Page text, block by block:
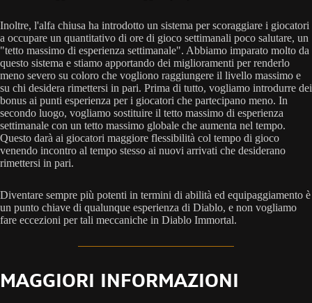
Inoltre, l'alfa chiusa ha introdotto un sistema per scoraggiare i giocatori
a occupare un quantitativo di ore di gioco settimanali poco salutare, un
"tetto massimo di esperienza settimanale". Abbiamo imparato molto da
questo sistema e stiamo apportando dei miglioramenti per renderlo
meno severo su coloro che vogliono raggiungere il livello massimo e
su chi desidera rimettersi in pari. Prima di tutto, vogliamo introdurre dei
bonus ai punti esperienza per i giocatori che partecipano meno. In
secondo luogo, vogliamo sostituire il tetto massimo di esperienza
settimanale con un tetto massimo globale che aumenta nel tempo.
Questo darà ai giocatori maggiore flessibilità col tempo di gioco
venendo incontro al tempo stesso ai nuovi arrivati che desiderano
rimettersi in pari.
Diventare sempre più potenti in termini di abilità ed equipaggiamento è
un punto chiave di qualunque esperienza di Diablo, e non vogliamo
fare eccezioni per tali meccaniche in Diablo Immortal.
MAGGIORI INFORMAZIONI